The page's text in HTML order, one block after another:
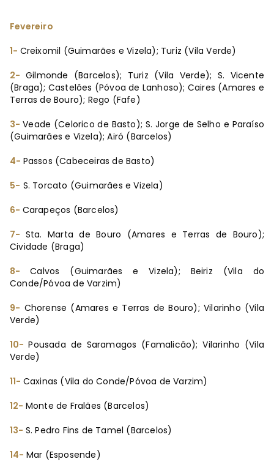
Fevereiro
1- Creixomil (Guimarães e Vizela); Turiz (Vila Verde)
2- Gilmonde (Barcelos); Turiz (Vila Verde); S. Vicente
(Braga); Castelões (Póvoa de Lanhoso); Caires (Amares e
Terras de Bouro); Rego (Fafe)
3-Veade (Celorico de Basto); S. Jorge de Selho e Paraíso
(Guimarães e Vizela); Airó (Barcelos)
4- Passos (Cabeceiras de Basto)
5- S. Torcato (Guimarães e Vizela)
6- Carapeços (Barcelos)
7- Sta. Marta de Bouro (Amares e Terras de Bouro);
Cividade (Braga)
8-Calvos (Guimarães e Vizela); Beiriz (Vila do
Conde/Póvoa de Varzim)
9- Chorense (Amares e Terras de Bouro); Vilarinho (Vila
Verde)
10-Pousada de Saramagos (Famalicão); Vilarinho (Vila
Verde)
11- Caxinas (Vila do Conde/Póvoa de Varzim)
12- Monte de Fralães (Barcelos)
13- S. Pedro Fins de Tamel (Barcelos)
14- Mar (Esposende)